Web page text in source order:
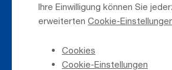
Ihre Einwilligung können Sie
erweiterten Cookie-
Cookies
Cookie-Einstellungen
Presse
Telefonverzeichnis